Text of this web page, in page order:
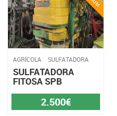
AGRÍCOLA SULFATADORA
SULFATADORA
FITOSA SPB
2.500€